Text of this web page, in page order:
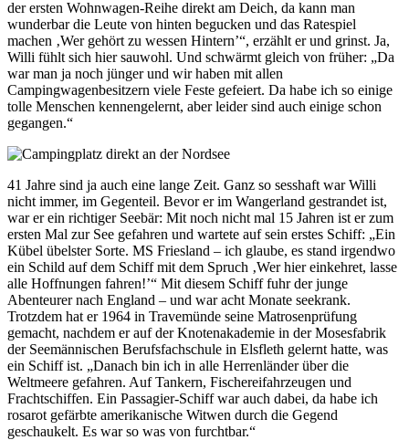
der ersten Wohnwagen-Reihe direkt am Deich, da kann man
wunderbar die Leute von hinten begucken und das Ratespiel
machen ‚Wer gehört zu wessen Hintern’“, erzählt er und grinst. Ja,
Willi fühlt sich hier sauwohl. Und schwärmt gleich von früher: „Da
war man ja noch jünger und wir haben mit allen
Campingwagenbesitzern viele Feste gefeiert. Da habe ich so einige
tolle Menschen kennengelernt, aber leider sind auch einige schon
gegangen.“
41 Jahre sind ja auch eine lange Zeit. Ganz so sesshaft war Willi
nicht immer, im Gegenteil. Bevor er im Wangerland gestrandet ist,
war er ein richtiger Seebär: Mit noch nicht mal 15 Jahren ist er zum
ersten Mal zur See gefahren und wartete auf sein erstes Schiff: „Ein
Kübel übelster Sorte. MS Friesland – ich glaube, es stand irgendwo
ein Schild auf dem Schiff mit dem Spruch ‚Wer hier einkehret, lasse
alle Hoffnungen fahren!’“ Mit diesem Schiff fuhr der junge
Abenteurer nach England – und war acht Monate seekrank.
Trotzdem hat er 1964 in Travemünde seine Matrosenprüfung
gemacht, nachdem er auf der Knotenakademie in der Mosesfabrik
der Seemännischen Berufsfachschule in Elsfleth gelernt hatte, was
ein Schiff ist. „Danach bin ich in alle Herrenländer über die
Weltmeere gefahren. Auf Tankern, Fischereifahrzeugen und
Frachtschiffen. Ein Passagier-Schiff war auch dabei, da habe ich
rosarot gefärbte amerikanische Witwen durch die Gegend
geschaukelt. Es war so was von furchtbar.“